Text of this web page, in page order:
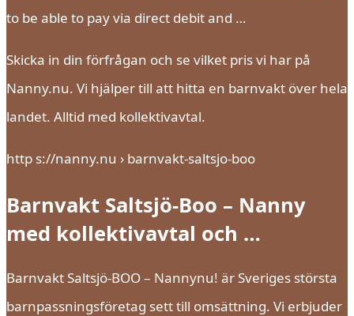
to be able to pay via direct debit and …
Skicka in din förfrågan och se vilket pris vi har på
Nanny.nu. Vi hjälper till att hitta en barnvakt över hela
landet. Alltid med kollektivavtal.
http s://nanny.nu › barnvakt-saltsjo-boo
Barnvakt Saltsjö-Boo – Nanny
med kollektivavtal och …
Barnvakt Saltsjö-BOO – Nannynu! är Sveriges största
barnpassningsföretag sett till omsättning. Vi erbjuder